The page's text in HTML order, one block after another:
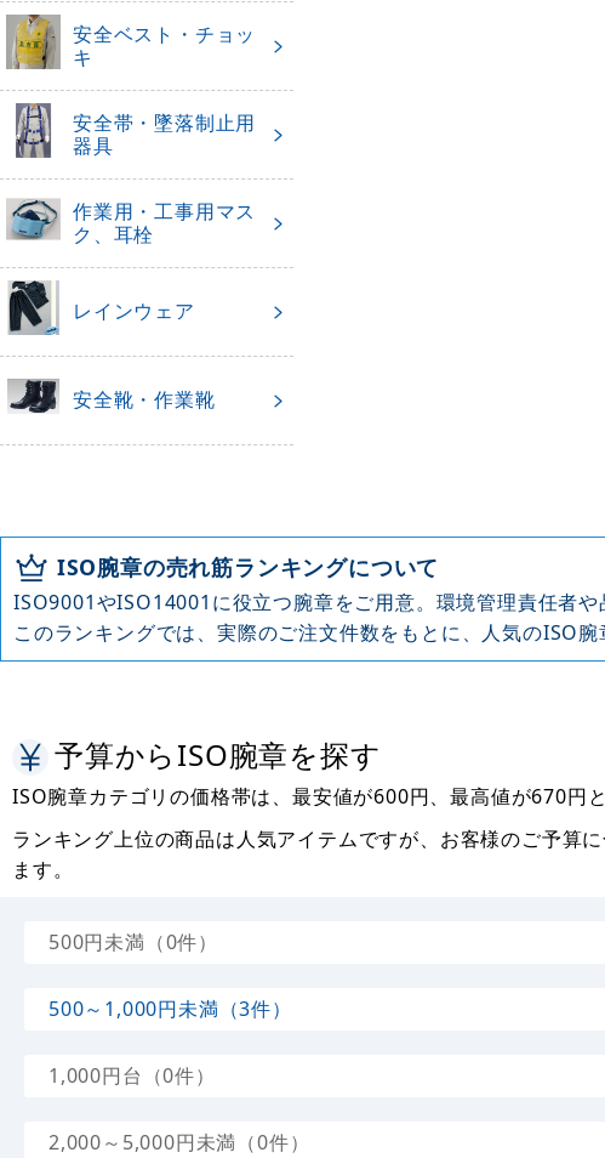
安全ベスト・チョッ
キ
安全帯・墜落制止用
器具
作業用・工事用マス
ク、耳栓
レインウェア
安全靴・作業靴
ISO腕章の売れ筋ランキングについて
ISO9001やISO14001に役立つ腕章をご用意。環境管理責任者
このランキングでは、実際のご注文件数をもとに、人気のISO
予算からISO腕章を探す
ISO腕章カテゴリの価格帯は、最安値が600円、最高値が670円
ランキング上位の商品は人気アイテムですが、お客様のご予算
ます。
500円未満（0件）
500～1,000円未満（3件）
1,000円台（0件）
2,000～5,000円未満（0件）